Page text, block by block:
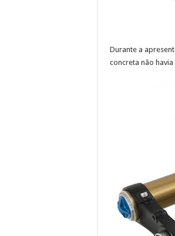
Durante a
concreta não